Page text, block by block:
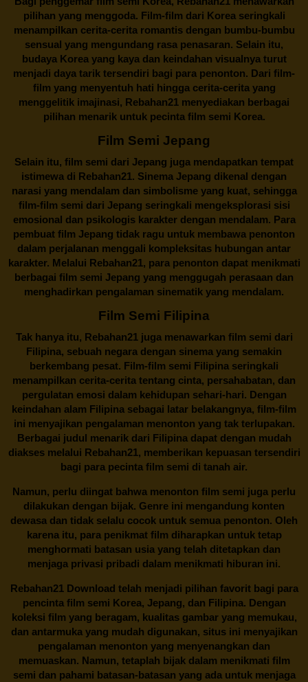
pilihan yang menggoda. Film-film dari Korea seringkali
menampilkan cerita-cerita romantis dengan bumbu-bumbu
sensual yang mengundang rasa penasaran. Selain itu,
budaya Korea yang kaya dan keindahan visualnya turut
menjadi daya tarik tersendiri bagi para penonton. Dari film-
film yang menyentuh hati hingga cerita-cerita yang
menggelitik imajinasi, Rebahan21 menyediakan berbagai
pilihan menarik untuk pecinta film semi Korea.
Film Semi Jepang
Selain itu, film semi dari Jepang juga mendapatkan tempat
istimewa di Rebahan21. Sinema Jepang dikenal dengan
narasi yang mendalam dan simbolisme yang kuat, sehingga
film-film semi dari Jepang seringkali mengeksplorasi sisi
emosional dan psikologis karakter dengan mendalam. Para
pembuat film Jepang tidak ragu untuk membawa penonton
dalam perjalanan menggali kompleksitas hubungan antar
karakter. Melalui Rebahan21, para penonton dapat menikmati
berbagai film semi Jepang yang menggugah perasaan dan
menghadirkan pengalaman sinematik yang mendalam.
Film Semi Filipina
Tak hanya itu, Rebahan21juga menawarkan film semi dari
Filipina, sebuah negara dengan sinema yang semakin
berkembang pesat. Film-film semi Filipina seringkali
menampilkan cerita-cerita tentang cinta, persahabatan, dan
pergulatan emosi dalam kehidupan sehari-hari. Dengan
keindahan alam Filipina sebagai latar belakangnya, film-film
ini menyajikan pengalaman menonton yang tak terlupakan.
Berbagai judul menarik dari Filipina dapat dengan mudah
diakses melalui Rebahan21, memberikan kepuasan tersendiri
bagi para pecinta film semi di tanah air.
Namun, perlu diingat bahwa menonton film semi juga perlu
dilakukan dengan bijak. Genre ini mengandung konten
dewasa dan tidak selalu cocok untuk semua penonton. Oleh
karena itu, para penikmat film diharapkan untuk tetap
menghormati batasan usia yang telah ditetapkan dan
menjaga privasi pribadi dalam menikmati hiburan ini.
Rebahan21Download telah menjadi pilihan favorit bagi para
pencinta film semi Korea, Jepang, dan Filipina. Dengan
koleksi film yang beragam, kualitas gambar yang memukau,
dan antarmuka yang mudah digunakan, situs ini menyajikan
pengalaman menonton yang menyenangkan dan
memuaskan. Namun, tetaplah bijak dalam menikmati film
semi dan pahami batasan-batasan yang ada untuk menjaga